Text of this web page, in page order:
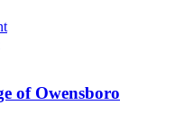
of Owensboro